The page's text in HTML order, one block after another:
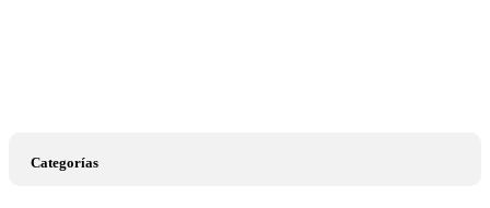
Categorías